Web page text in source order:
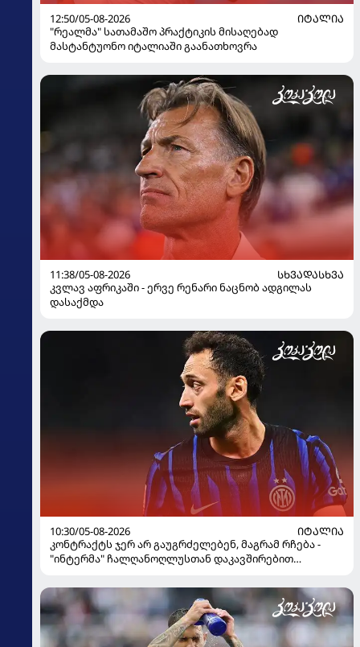
12:50/05-08-2026
ᲘᲢᲐᲚᲘᲐ
"რეალმა" სათამაშო პრაქტიკის მისაღებად
მასტანტუონო იტალიაში გაანათხოვრა
11:38/05-08-2026
ᲡᲮᲕᲐᲓᲐᲡᲮᲕᲐ
კვლავ აფრიკაში - ერვე რენარი ნაცნობ ადგილას
დასაქმდა
10:30/05-08-2026
ᲘᲢᲐᲚᲘᲐ
კონტრაქტს ჯერ არ გაუგრძელებენ, მაგრამ რჩება -
"ინტერმა" ჩალღანოღლუსთან დაკავშირებით